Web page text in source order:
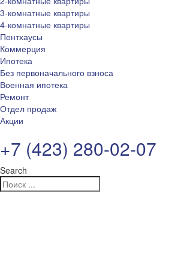
3-комнатные квартиры
4-комнатные квартиры
Пентхаусы
Коммерция
Ипотека
Без первоначального взноса
Военная ипотека
Ремонт
Отдел продаж
Акции
+7 (423) 280-02-07
Search